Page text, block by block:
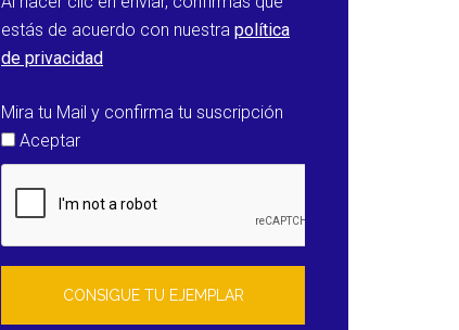
estás de acuerdo con nuestra política
de privacidad
Mira tu Mail y confirma tu suscripción
Aceptar